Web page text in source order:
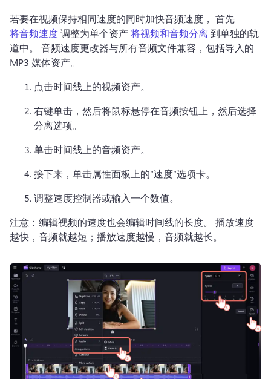
若要在视频保持相同速度的同时加快音频速度， 首先
将音频速度 调整为单个资产 将视频和音频分离 到单独的轨
道中。 音频速度更改器与所有音频文件兼容，包括导入的
MP3 媒体资产。
点击时间线上的视频资产。
右键单击，然后将鼠标悬停在音频按钮上，然后选择
分离选项。
单击时间线上的音频资产。
接下来，单击属性面板上的“速度”选项卡。
调整速度控制器或输入一个数值。
注意：编辑视频的速度也会编辑时间线的长度。 播放速度
越快，音频就越短；播放速度越慢，音频就越长。